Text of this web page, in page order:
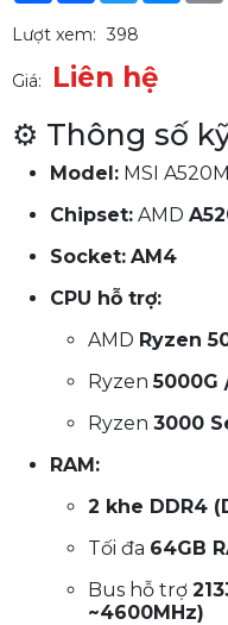
Lượt xem: 398
Giá: Liên hệ
⚙️ Thông số
Model: MSI
Chipset: AMD
Socket: AM4
CPU hỗ trợ:
AMD Ryzen
Ryzen5000G
Ryzen 3000
RAM:
2 khe DDR4
Tối đa 64GB
Bus hỗ trợ
~4600MHz)